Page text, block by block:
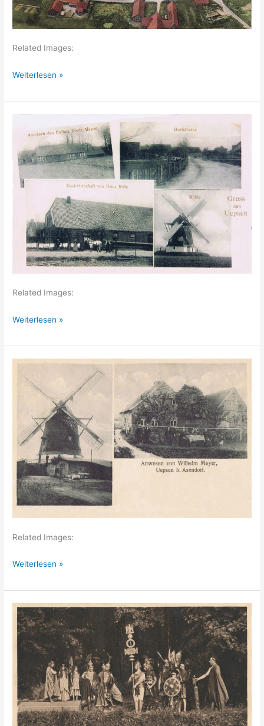
Related Images:
Martfeld
Weiterlesen »
Related Images:
Uepsen
Weiterlesen »
Related Images:
Uepsen
Weiterlesen »